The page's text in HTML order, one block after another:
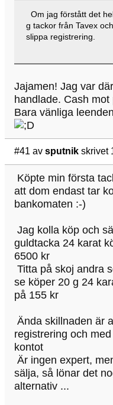
Om jag förstått det
g tackor från Tavex
slippa registrering.
Jajamen! Jag var
handlade. Cash
Bara vänliga
#41 av sputnik skrivet
Köpte min första
att dom endast tar
bankomaten :-)
Jag kolla köp och
guldtacka 24 karat
6500 kr
Titta på skoj andra
se köper 20 g 24
på 155 kr
Ända skillnaden är
registrering och
kontot
Är ingen expert,
sälja, så lönar det
alternativ ...